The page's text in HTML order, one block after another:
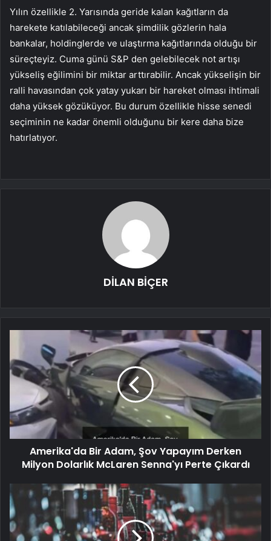
Yılın özellikle 2. Yarısında geride kalan kağıtların da
harekete katılabileceği ancak şimdilik gözlerin hala
bankalar, holdinglerde ve ulaştırma kağıtlarında olduğu bir
süreçteyiz. Cuma günü S&P den gelebilecek not artışı
yükseliş eğilimini bir miktar arttırabilir. Ancak yükselişin bir
ralli havasından çok yatay yukarı bir hareket olması ihtimali
daha yüksek gözüküyor. Bu durum özellikle hisse senedi
seçiminin ne kadar önemli olduğunu bir kere daha bize
hatırlatıyor.
DİLAN BİÇER
Amerika'da Bir Adam, Şov Yapayım Derken
Milyon Dolarlık McLaren Senna'yı Perte Çıkardı